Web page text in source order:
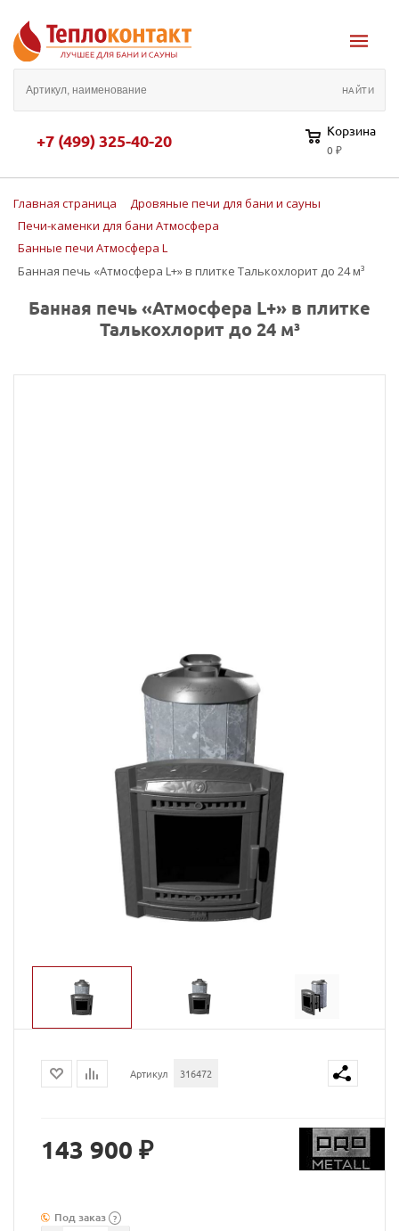
+7 (499) 325-40-20 Корзина
0 ₽
Главная страница
Дровяные печи для бани и сауны
Печи-каменки для бани Атмосфера
Банные печи Атмосфера L
Банная печь «Атмосфера L+» в плитке Талькохлорит до 24 м³
Банная печь «Атмосфера L+» в плитке
Талькохлорит до 24 м³
Артикул 316472
143 900 ₽
Под заказ ?